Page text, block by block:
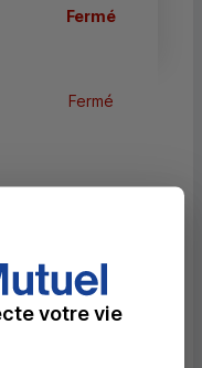
Fermé
Fermé
votre vie